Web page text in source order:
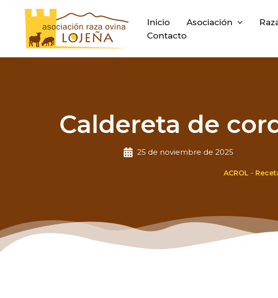
contenido
Inicio Asociación
Contacto
Caldereta de
25 de noviembre de 2025
ACROL -